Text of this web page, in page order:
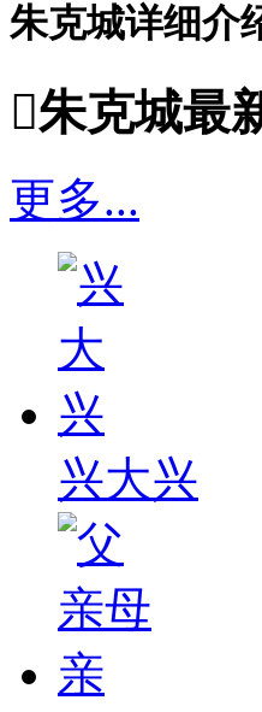
朱克城详细介
朱克城最
更多...
兴大兴